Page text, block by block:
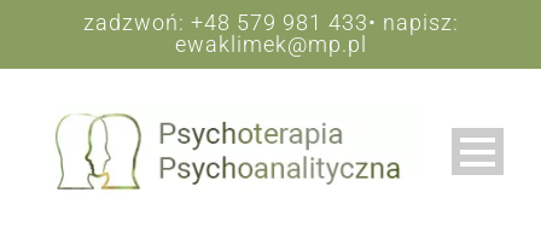
zadzwoń: +48 579 981 433• napisz:
ewaklimek@mp.pl